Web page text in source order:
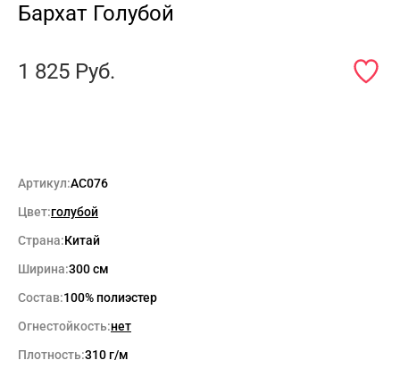
Бархат Голубой
1 825 Руб.
Артикул:AC076
Цвет:голубой
Страна:Китай
Ширина:300 см
Состав:100% полиэстер
Огнестойкость:нет
Плотность:310 г/м